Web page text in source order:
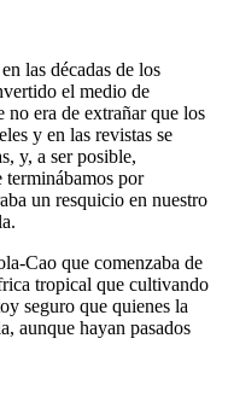
las décadas de los
el medio de
era de extrañar que los
y en las revistas se
y, a ser posible,
terminábamos por
un resquicio en nuestro
Cao que comenzaba de
tropical que cultivando
seguro que quienes la
aunque hayan pasados